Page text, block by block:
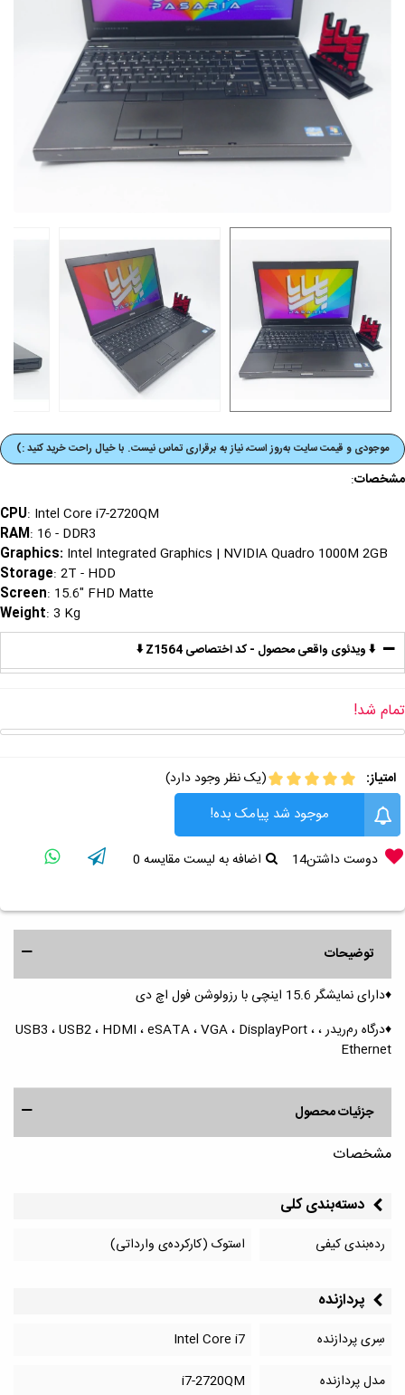
موجودی و قیمت‌ سایت به‌روز است، نیاز به برقراری تماس نیست. با خیال راحت خرید کنید :)
مشخصات:
CPU: Intel Core i7-2720QM
RAM: 16 - DDR3
Graphics: Intel Integrated Graphics | NVIDIA Quadro 1000M 2GB
Storage: 2T - HDD
Screen: 15.6" FHD Matte
Weight: 3 Kg
⬇️ ویدئوی واقعی محصول - کد اختصاصی Z1564 ⬇️
تمام شد!
امتیاز: (یک نظر وجود دارد)
موجود شد پیامک بده!
دوست داشتن14 اضافه به لیست مقایسه 0
توضیحات
♦️دارای نمایشگر 15.6 اینچی با رزولوشن فول اچ دی
♦️درگاه رم‌ریدر ، USB3 ، USB2 ، HDMI ، eSATA ، VGA ، DisplayPort ،
Ethernet
جزئیات محصول
مشخصات
دسته‌بندی کلی
رده‌بندی کیفی استوک (کارکرده‌ی وارداتی)
پردازنده
سِری پردازنده
Intel Core i7
مدل پردازنده
i7-2720QM